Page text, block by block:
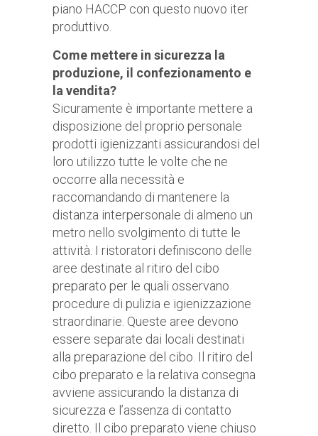
piano HACCP con questo nuovo iter
produttivo.
Come mettere in sicurezza la
produzione, il confezionamento e
la vendita?
Sicuramente è importante mettere a
disposizione del proprio personale
prodotti igienizzanti assicurandosi del
loro utilizzo tutte le volte che ne
occorre alla necessità e
raccomandando di mantenere la
distanza interpersonale di almeno un
metro nello svolgimento di tutte le
attività. I ristoratori definiscono delle
aree destinate al ritiro del cibo
preparato per le quali osservano
procedure di pulizia e igienizzazione
straordinarie. Queste aree devono
essere separate dai locali destinati
alla preparazione del cibo. Il ritiro del
cibo preparato e la relativa consegna
avviene assicurando la distanza di
sicurezza e l’assenza di contatto
diretto. Il cibo preparato viene chiuso